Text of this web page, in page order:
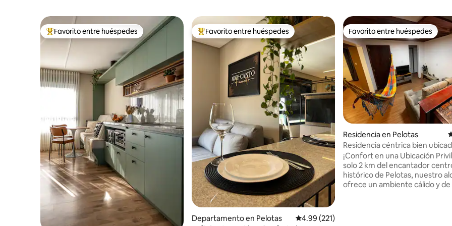
De los mejores en Favorito entre huéspedes
Favorito entre huéspedes De los mejores en Favorito entre huéspedes
Favorito entre huéspedes
Departamento en Pelotas Calificación promedio: 4.99 de 5; 221
4.99 (221)
Favorito entre huéspedes
Favorito entre huéspedes
Residencia en Pelotas
Residencia céntrica bien
¡Confort en una Ubicación
solo 2 km del encantador
histórico de Pelotas, nuestro
ofrece un ambiente cálido y de